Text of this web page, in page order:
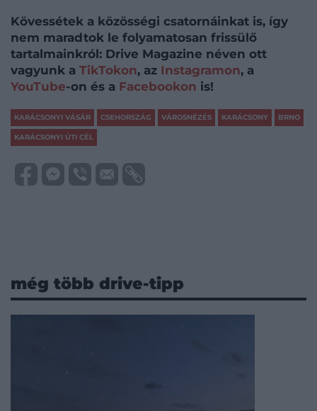
Kövessétek a közösségi csatornáinkat is, így
nem maradtok le folyamatosan frissülő
tartalmainkról: Drive Magazine néven ott
vagyunk a TikTokon, az Instagramon, a
YouTube-on és a Facebookon is!
KARÁCSONYI VÁSÁR CSEHORSZÁG VÁROSNÉZÉS KARÁCSONY BRNO
KARÁCSONYI ÚTI CÉL
még több drive-tipp